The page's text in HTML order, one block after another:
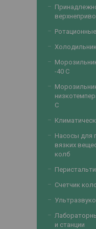
-40 С
С
Насосы для
вязких
колб
Счетчик
и станции